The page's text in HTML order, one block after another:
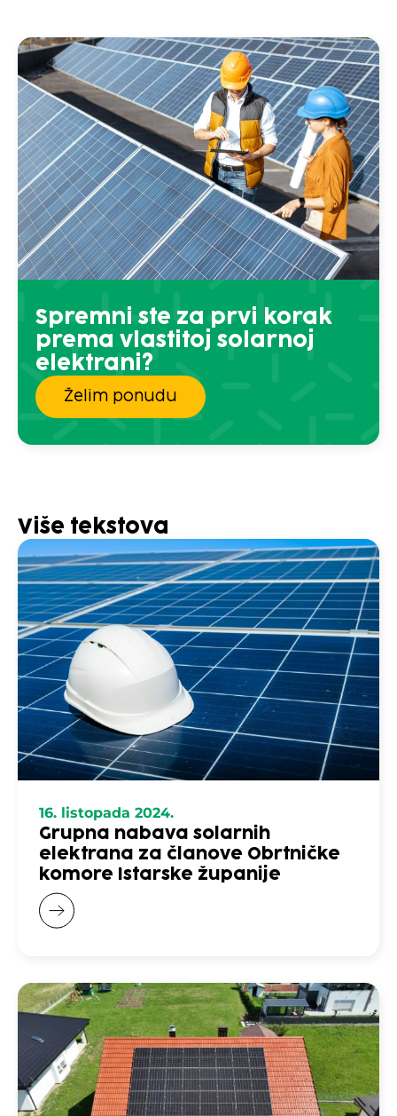
Spremni ste za prvi korak
prema vlastitoj solarnoj
elektrani?
Želim ponudu
Više tekstova
16. listopada 2024.
Grupna nabava solarnih
elektrana za članove Obrtničke
komore Istarske županije